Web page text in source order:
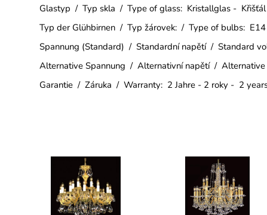
Glastyp / Typ skla / Type of glass: Kristallglas - Křišťál
Typ der Glühbirnen / Typ žárovek: / Type of bulbs:
Spannung (Standard) / Standardní napětí / Standard
Alternative Spannung / Alternativní napětí /
Garantie / Záruka / Warranty: 2 Jahre - 2 roky - 2